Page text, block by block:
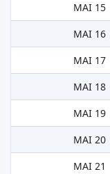
MAI 15
MAI 16
MAI 17
MAI 18
MAI 19
MAI 20
MAI 21